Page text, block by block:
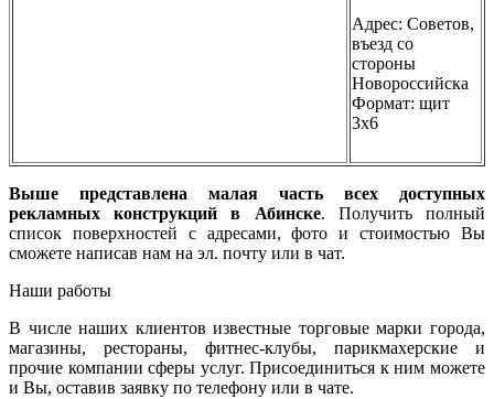
Адрес: Советов,
въезд со
стороны
Новороссийска
Формат: щит
3х6
Выше представлена малая часть всех доступных
рекламных конструкций в Абинске. Получить полный
список поверхностей с адресами, фото и стоимостью Вы
сможете написав нам на эл. почту или в чат.
Наши работы
В числе наших клиентов известные торговые марки города,
магазины, рестораны, фитнес-клубы, парикмахерские и
прочие компании сферы услуг. Присоединиться к ним можете
и Вы, оставив заявку по телефону или в чате.